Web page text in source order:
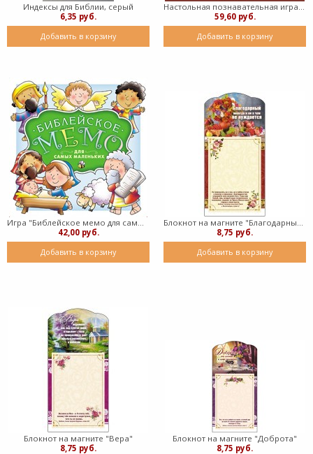
Индексы для Библии, серый
6,35 руб.
Добавить в корзину
59,60 руб.
Добавить в корзину
42,00 руб.
Добавить в корзину
8,75 руб.
Добавить в корзину
Блокнот на магните "Вера"
8,75 руб.
Блокнот на магните "Доброта"
8,75 руб.